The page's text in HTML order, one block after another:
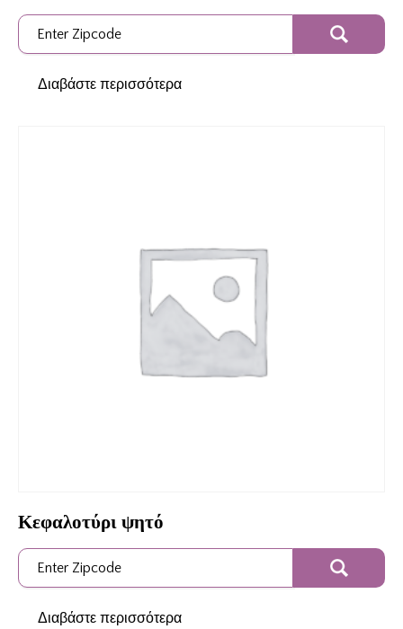
Διαβάστε περισσότερα
Κεφαλοτύρι ψητό
Διαβάστε περισσότερα